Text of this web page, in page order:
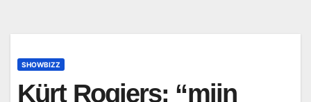
SHOWBIZZ
Kürt Rogiers: “mijn